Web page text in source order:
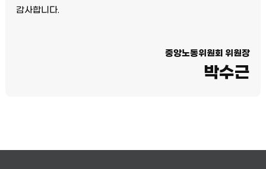
감사합니다.
중앙노동위원회 위원장
박수근